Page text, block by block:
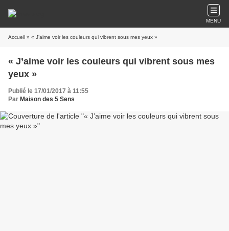
MENU
Accueil » « J’aime voir les couleurs qui vibrent sous mes yeux »
« J’aime voir les couleurs qui vibrent sous mes
yeux »
Publié le 17/01/2017 à 11:55
Par Maison des 5 Sens